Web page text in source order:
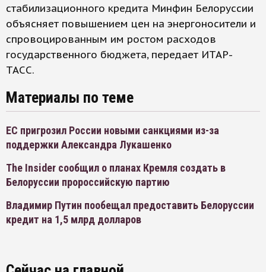
стабилизационного кредита Минфин Белоруссии
объясняет повышением цен на энергоносители и
спровоцированным им ростом расходов
государственного бюджета, передает ИТАР-
ТАСС.
Материалы по теме
ЕС пригрозил России новыми санкциями из-за
поддержки Александра Лукашенко
The Insider сообщил о планах Кремля создать в
Белоруссии пророссийскую партию
Владимир Путин пообещал предоставить Белоруссии
кредит на 1,5 млрд долларов